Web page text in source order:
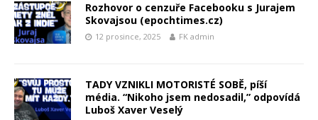
Rozhovor o cenzuře Facebooku s Jurajem
Skovajsou (epochtimes.cz)
12 prosince, 2025 FK admin
TADY VZNIKLI MOTORISTÉ SOBĚ, píší
média. “Nikoho jsem nedosadil,” odpovídá
Luboš Xaver Veselý